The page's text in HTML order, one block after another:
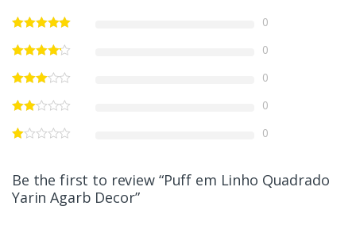
0
0
0
0
0
Be the first to review “Puff em Linho Quadrado
Yarin Agarb Decor”